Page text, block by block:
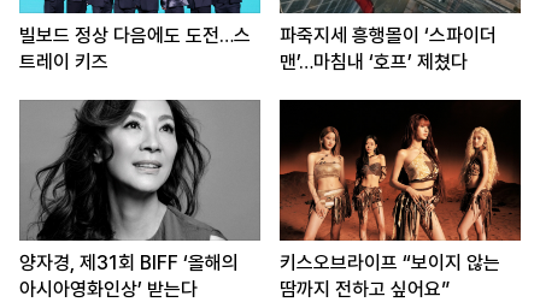
빌보드 정상 다음에도 도전…스
트레이 키즈
파죽지세 흥행몰이 ‘스파이더
맨’…마침내 ‘호프’ 제쳤다
양자경, 제31회 BIFF ‘올해의
아시아영화인상’ 받는다
키스오브라이프 “보이지 않는
땀까지 전하고 싶어요”